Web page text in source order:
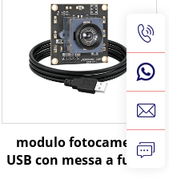
monocromatica USB a
210fps per ispezione
visiva
modulo fotocamera
USB con messa a fuoco